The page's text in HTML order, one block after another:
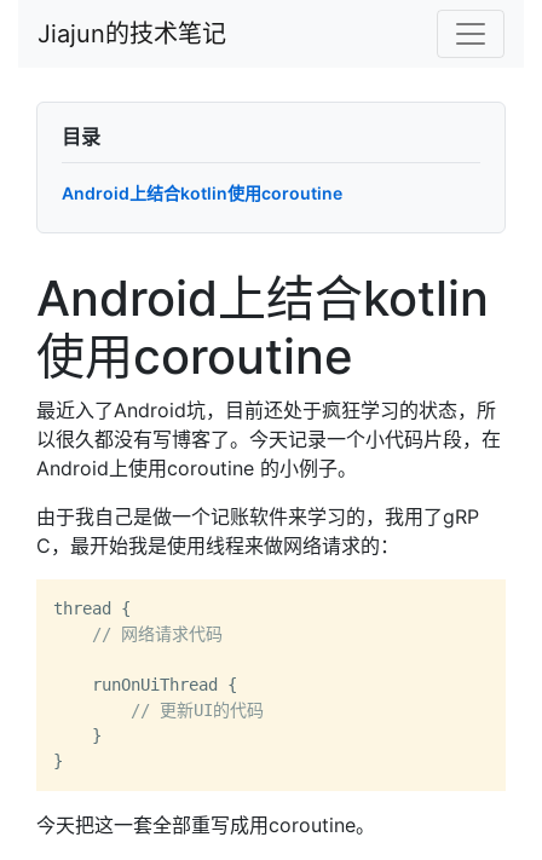
Jiajun的技术笔记
目录
Android上结合kotlin使用coroutine
Android上结合kotlin
使用coroutine
最近入了Android坑，目前还处于疯狂学习的状态，所
以很久都没有写博客了。今天记录一个小代码片段，在
Android上使用coroutine 的小例子。
由于我自己是做一个记账软件来学习的，我用了gRP
C，最开始我是使用线程来做网络请求的：
thread {
// 网络请求代码
    runOnUiThread {
// 更新UI的代码
    }
今天把这一套全部重写成用coroutine。